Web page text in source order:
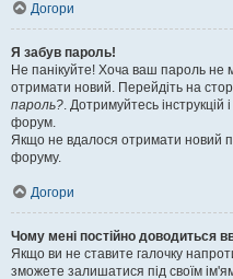
Догори
Я забув пароль!
Не панікуйте! Хоча ваш пароль не
отримати новий. Перейдіть на
пароль?. Дотримуйтесь
форум.
Якщо не вдалося отримати новий
форуму.
Догори
Чому мені постійно доводиться
Якщо ви не ставите галочку
зможете залишатися під своїм